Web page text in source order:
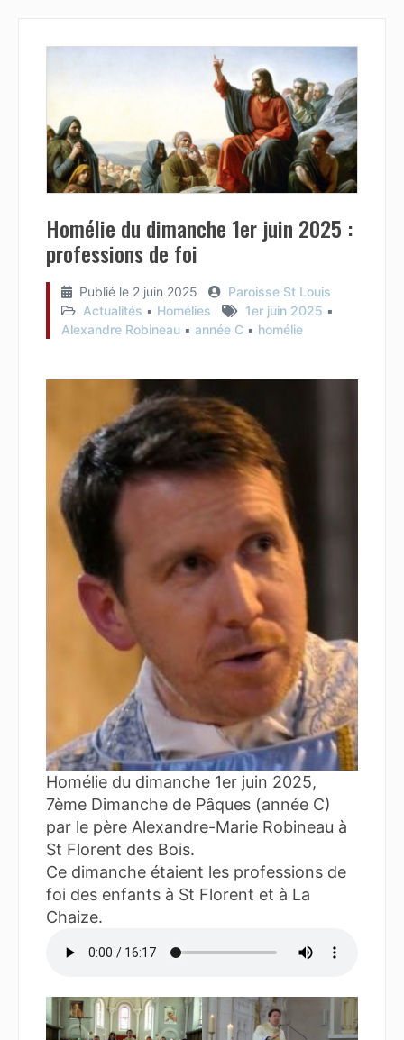
Homélie du dimanche 1er juin 2025 :
professions de foi
Publié le 2 juin 2025
Paroisse St Louis
Actualités ▪︎ Homélies 1er juin 2025 ▪︎
Alexandre Robineau ▪︎ année C ▪︎ homélie
Homélie du dimanche 1er juin 2025,
7ème Dimanche de Pâques (année C)
par le père Alexandre-Marie Robineau à
St Florent des Bois.
Ce dimanche étaient les professions de
foi des enfants à St Florent et à La
Chaize.